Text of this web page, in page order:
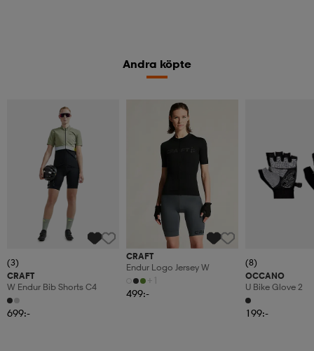
Andra köpte
(3)
CRAFT
W Endur Bib Shorts C4
699:-
CRAFT
Endur Logo Jersey W
+1
499:-
(8)
OCCANO
U Bike Glove 2
199:-